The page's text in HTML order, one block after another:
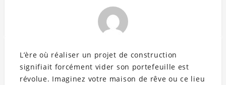
L’ère où réaliser un projet de construction
signifiait forcément vider son portefeuille est
révolue. Imaginez votre maison de rêve ou ce lieu